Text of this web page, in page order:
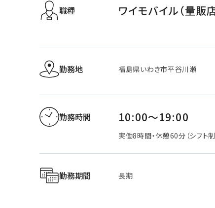
職種 ワイモバイル（量販店
勤務地 福島県いわき市平谷川瀬
勤務時間 10:00～19:00
実働8時間・休憩60分（シフト制
勤務期間 長期